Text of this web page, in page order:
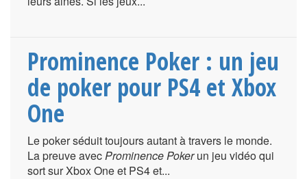
Prominence Poker : un jeu
de poker pour PS4 et Xbox
One
Le poker séduit toujours autant à travers le monde.
La preuve avec Prominence Pokerun jeu vidéo qui
sort sur Xbox One et PS4 et...